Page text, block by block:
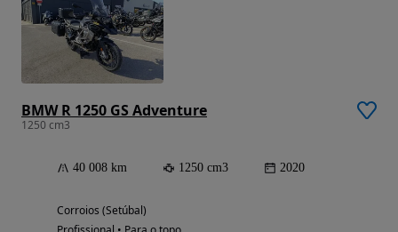
BMW R 1250 GS Adventure
1250 cm3
40 008 km 1250 cm3 2020
Corroios (Setúbal)